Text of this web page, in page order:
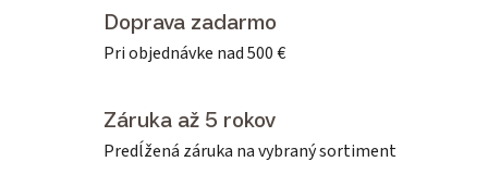
Doprava zadarmo
Pri objednávke nad 500 €
Záruka až 5 rokov
Predĺžená záruka na vybraný sortiment